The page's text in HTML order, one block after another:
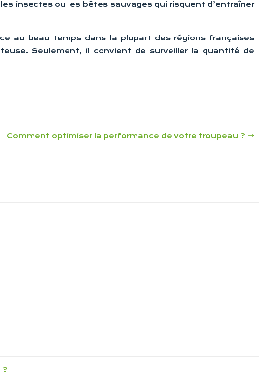
insectes ou les bêtes sauvages qui risquent d’entraîner
au beau temps dans la plupart des régions françaises
Seulement, il convient de surveiller la quantité de
Comment optimiser la performance de votre troupeau ?
?